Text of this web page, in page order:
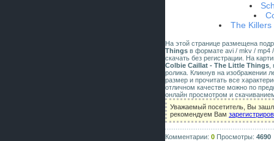
The
На этой странице размещена
Things в формате avi / mkv / mp4
скачать без регистрации. На
Colbie Caillat - The Little Things
ролика. Кликнув на изображении
размер и прочитать все
отличном качестве можно по
онлайн просмотром и
Уважаемый посетитель, Вы
рекомендуем Вам
Комментарии: 0 Просмотры: 4690